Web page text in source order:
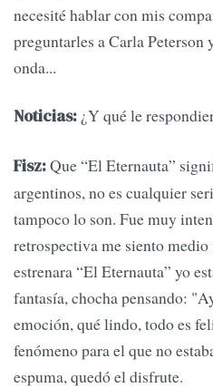
necesité hablar con mis
preguntarles a Carla Peterson
onda...
Noticias: ¿Y qué le
Fisz:Que “El Eternauta”
argentinos, no es cualquier
tampoco lo son. Fue muy
retrospectiva me siento medio
estrenara “El Eternauta” yo
fantasía, chocha pensando:
emoción, qué lindo, todo es
fenómeno para el que no
espuma, quedó el disfrute.